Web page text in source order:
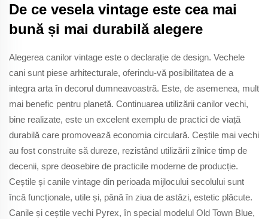
De ce vesela vintage este cea mai
bună și mai durabilă alegere
Alegerea canilor vintage este o declarație de design. Vechele
cani sunt piese arhitecturale, oferindu-vă posibilitatea de a
integra arta în decorul dumneavoastră. Este, de asemenea, mult
mai benefic pentru planetă. Continuarea utilizării canilor vechi,
bine realizate, este un excelent exemplu de practici de viață
durabilă care promovează economia circulară. Ceștile mai vechi
au fost construite să dureze, rezistând utilizării zilnice timp de
decenii, spre deosebire de practicile moderne de producție.
Ceștile și canile vintage din perioada mijlocului secolului sunt
încă funcționale, utile și, până în ziua de astăzi, estetic plăcute.
Canile și ceștile vechi Pyrex, în special modelul Old Town Blue,